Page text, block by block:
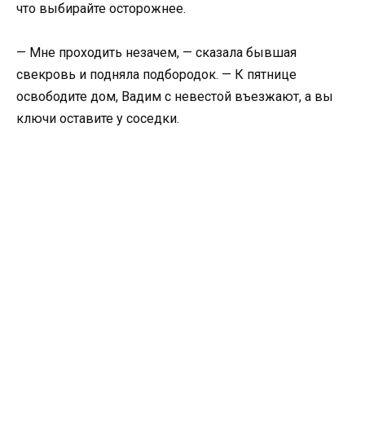
что выбирайте осторожнее.
— Мне проходить незачем, — сказала бывшая
свекровь и подняла подбородок. — К пятнице
освободите дом, Вадим с невестой въезжают, а вы
ключи оставите у соседки.